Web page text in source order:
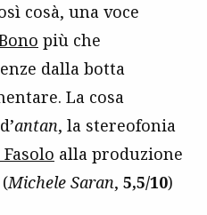
cosà, una voce
più che
dalla botta
La cosa
antan, la stereofonia
alla produzione
Michele Saran, 5,5/10)